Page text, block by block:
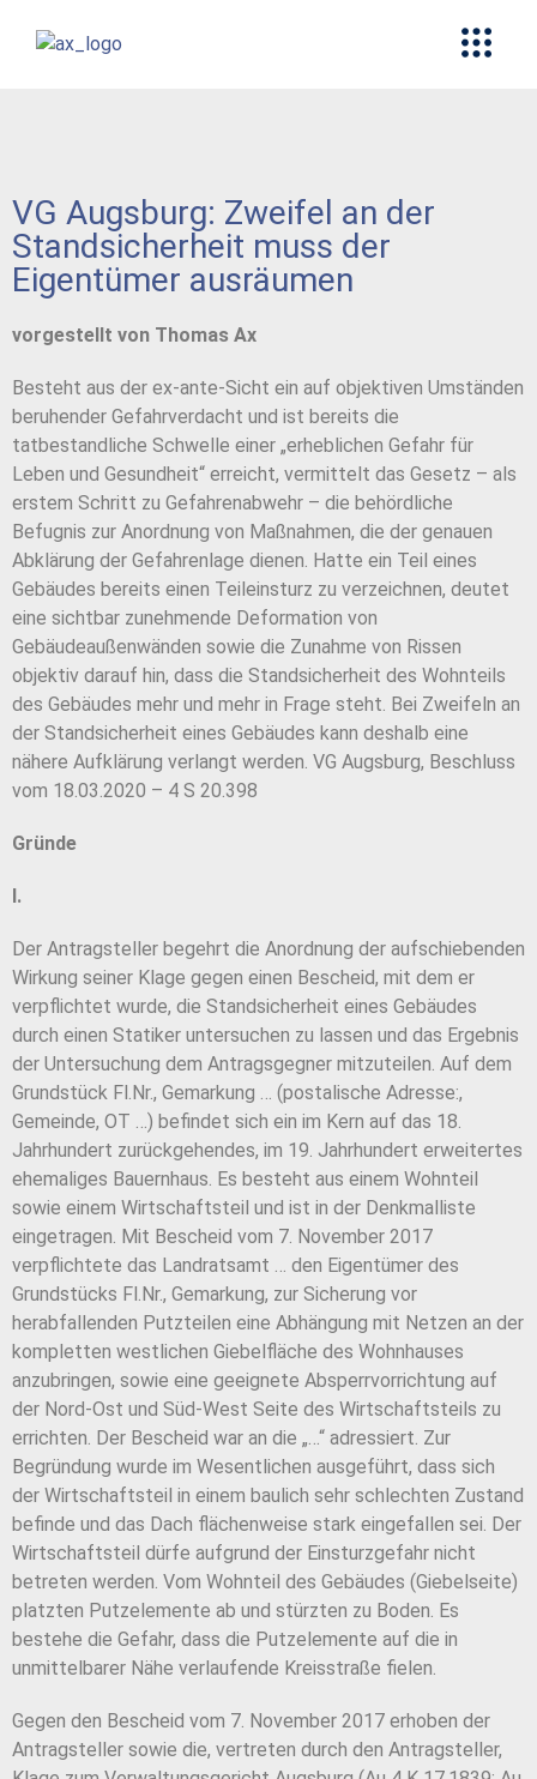
VG Augsburg: Zweifel an der
Standsicherheit muss der
Eigentümer ausräumen
vorgestellt von Thomas Ax
Besteht aus der ex-ante-Sicht ein auf objektiven Umständen
beruhender Gefahrverdacht und ist bereits die
tatbestandliche Schwelle einer „erheblichen Gefahr für
Leben und Gesundheit“ erreicht, vermittelt das Gesetz – als
erstem Schritt zu Gefahrenabwehr – die behördliche
Befugnis zur Anordnung von Maßnahmen, die der genauen
Abklärung der Gefahrenlage dienen. Hatte ein Teil eines
Gebäudes bereits einen Teileinsturz zu verzeichnen, deutet
eine sichtbar zunehmende Deformation von
Gebäudeaußenwänden sowie die Zunahme von Rissen
objektiv darauf hin, dass die Standsicherheit des Wohnteils
des Gebäudes mehr und mehr in Frage steht. Bei Zweifeln an
der Standsicherheit eines Gebäudes kann deshalb eine
nähere Aufklärung verlangt werden. VG Augsburg, Beschluss
vom 18.03.2020 – 4 S 20.398
Gründe
I.
Der Antragsteller begehrt die Anordnung der aufschiebenden
Wirkung seiner Klage gegen einen Bescheid, mit dem er
verpflichtet wurde, die Standsicherheit eines Gebäudes
durch einen Statiker untersuchen zu lassen und das Ergebnis
der Untersuchung dem Antragsgegner mitzuteilen. Auf dem
Grundstück Fl.Nr., Gemarkung … (postalische Adresse:,
Gemeinde, OT …) befindet sich ein im Kern auf das 18.
Jahrhundert zurückgehendes, im 19. Jahrhundert erweitertes
ehemaliges Bauernhaus. Es besteht aus einem Wohnteil
sowie einem Wirtschaftsteil und ist in der Denkmalliste
eingetragen. Mit Bescheid vom 7. November 2017
verpflichtete das Landratsamt … den Eigentümer des
Grundstücks Fl.Nr., Gemarkung, zur Sicherung vor
herabfallenden Putzteilen eine Abhängung mit Netzen an der
kompletten westlichen Giebelfläche des Wohnhauses
anzubringen, sowie eine geeignete Absperrvorrichtung auf
der Nord-Ost und Süd-West Seite des Wirtschaftsteils zu
errichten. Der Bescheid war an die „…“ adressiert. Zur
Begründung wurde im Wesentlichen ausgeführt, dass sich
der Wirtschaftsteil in einem baulich sehr schlechten Zustand
befinde und das Dach flächenweise stark eingefallen sei. Der
Wirtschaftsteil dürfe aufgrund der Einsturzgefahr nicht
betreten werden. Vom Wohnteil des Gebäudes (Giebelseite)
platzten Putzelemente ab und stürzten zu Boden. Es
bestehe die Gefahr, dass die Putzelemente auf die in
unmittelbarer Nähe verlaufende Kreisstraße fielen.
Gegen den Bescheid vom 7. November 2017 erhoben der
Antragsteller sowie die, vertreten durch den Antragsteller,